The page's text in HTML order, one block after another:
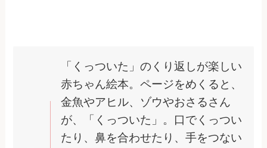
「くっついた」のくり返しが楽しい
赤ちゃん絵本。ページをめくると、
金魚やアヒル、ゾウやおさるさん
が、「くっついた」。口でくっつい
たり、鼻を合わせたり、手をつない